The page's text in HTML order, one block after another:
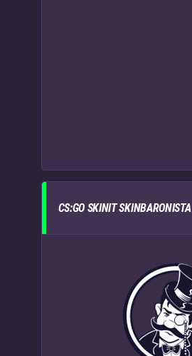
CS:GO SKINIT SKINBARONISTA